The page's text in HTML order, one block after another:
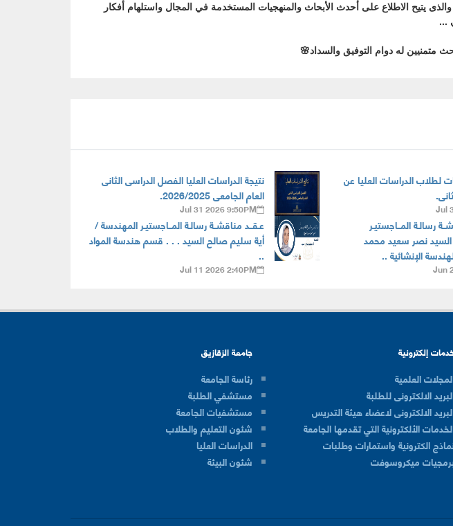
يتيح الاطلاع على أحدث الأبحاث والمنهجيات المستخدمة في المجال واستلهام أفكار
...
متمنيين له دوام التوفيق والسداد🌸
نتيجة الدراسات العليا الفصل الدراسى الثانى
العام الجامعى 2026/2025.
Jul 31 2026 9:50PM
لطلاب الدراسات العليا عن
Jul
عـقــد مناقشــة رسالـة المــاجستيـر المهندسة /
أية سليم صالح السيد . . . قسم هندسة المواد
..
Jul 11 2026 2:40PM
رسالـة المــاجستيـر
نصر سعيد محمد
الإنشائية ..
Jun
جامعة الزقازيق
رئاسة الجامعة
مستشفي الطلبة
مستشفيات الجامعة
شئون التعليم والطلاب
الدراسات العليا
شئون البيئة
إلكترونية
العلمية
الالكترونى للطلبة
الالكترونى لاعضاء هيئة التدريس
الألكترونية التي تقدمها الجامعة
الكترونية واستمارات وطلبات
ميكروسوفت